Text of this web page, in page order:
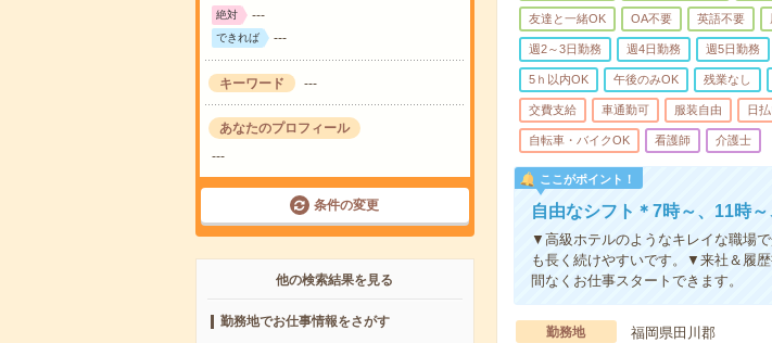
絶対 ---
できれば ---
キーワード ---
あなたのプロフィール
---
条件の変更
他の検索結果を見る
勤務地でお仕事情報をさがす
友達と一緒OK OA不要 英語不要
週2～3日勤務 週4日勤務 週5日勤務
5ｈ以内OK 午後のみOK 残業なし
交費支給 車通勤可 服装自由 日
自転車・バイクOK 看護師 介護士
ここがポイント！
自由なシフト＊7時～、11時
▼高級ホテルのようなキレイな職場
も長く続けやすいです。▼来社＆履
間なくお仕事スタートできます。
勤務地
福岡県田川郡